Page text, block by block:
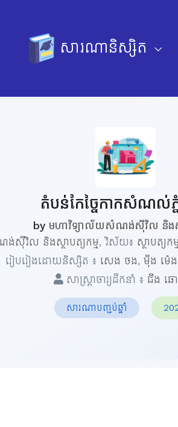
សារណានិស្សិត
តំបន់កែច្នៃកាកសំណល់
by មហាវិទ្យាល័យសំណង់ស៊ីវិល និងស្ថ
ង់ស៊ីវិល និងស្ថាបត្យកម្ម, វិស័យ៖ ស្ថាបត្យកម្
រៀបរៀងដោយនិស្សិត ៖ សេង ថង, ម៉ឹង ម៉េ
សាស្ត្រាចារ្យដឹកនាំ ៖ ជីង ឆ
សារណាបញ្ចប់ឆ្នាំ